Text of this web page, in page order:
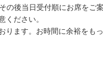
後当日受付順にお席をご案
ください。
ます。お時間に余裕をも